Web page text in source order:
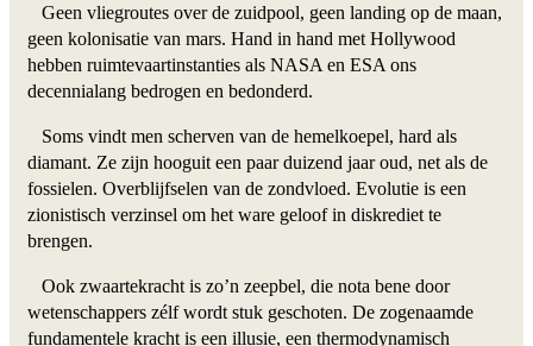
Geen vliegroutes over de zuidpool, geen landing op de maan,
geen kolonisatie van mars. Hand in hand met Hollywood
hebben ruimtevaartinstanties als NASA en ESA ons
decennialang bedrogen en bedonderd.
Soms vindt men scherven van de hemelkoepel, hard als
diamant. Ze zijn hooguit een paar duizend jaar oud, net als de
fossielen. Overblijfselen van de zondvloed. Evolutie is een
zionistisch verzinsel om het ware geloof in diskrediet te
brengen.
Ook zwaartekracht is zo’n zeepbel, die nota bene door
wetenschappers zélf wordt stuk geschoten. De zogenaamde
fundamentele kracht is een illusie, een thermodynamisch